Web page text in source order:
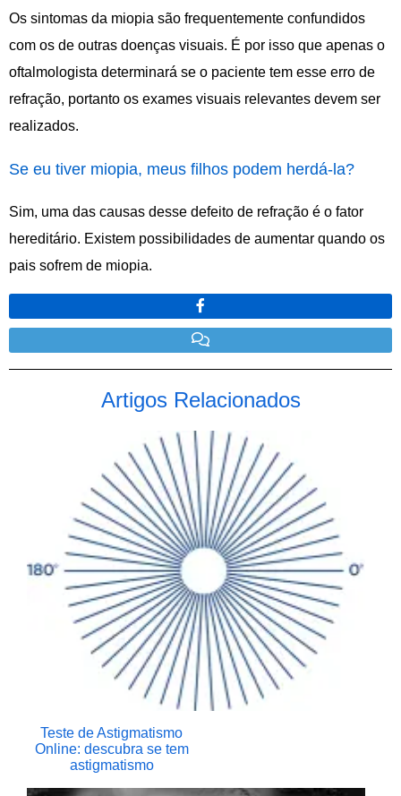
Os sintomas da miopia são frequentemente confundidos
com os de outras doenças visuais. É por isso que apenas o
oftalmologista determinará se o paciente tem esse erro de
refração, portanto os exames visuais relevantes devem ser
realizados.
Se eu tiver miopia, meus filhos podem herdá-la?
Sim, uma das causas desse defeito de refração é o fator
hereditário. Existem possibilidades de aumentar quando os
pais sofrem de miopia.
Artigos Relacionados
Teste de Astigmatismo
Online: descubra se tem
astigmatismo